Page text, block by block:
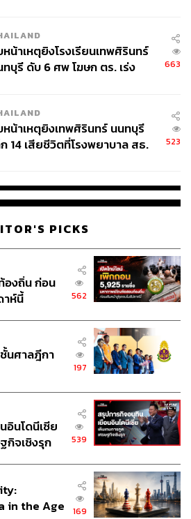
น้าเหตุยิงโรงเรียนเทพศิรินทร์
ทบุรี ดับ 6 ศพ โฆษก ตร. เร่ง
663
หน้าเหตุยิงเทพศิรินทร์ นนทบุรี
14 เสียชีวิตที่โรงพยาบาล สธ.
523
PICKS
องถิ่น ก่อน
าห์นี้
562
นศาลฎีกา
197
อินโดนีเซีย
กิจเชิงรุก
539
in the Age
169